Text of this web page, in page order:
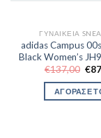
ΓΥΝΑΙΚΕΊΑ
adidas Campus
Black Women’s
€137,00 €
ΑΓΟΡΑΣΕ